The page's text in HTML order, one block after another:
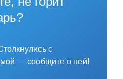
с
— сообщите о ней!